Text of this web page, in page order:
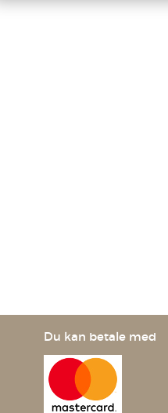
Du kan betale med